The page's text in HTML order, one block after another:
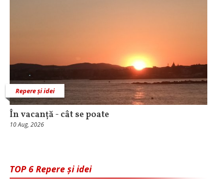
Repere și idei
În vacanță - cât se poate
10 Aug, 2026
TOP 6 Repere și idei